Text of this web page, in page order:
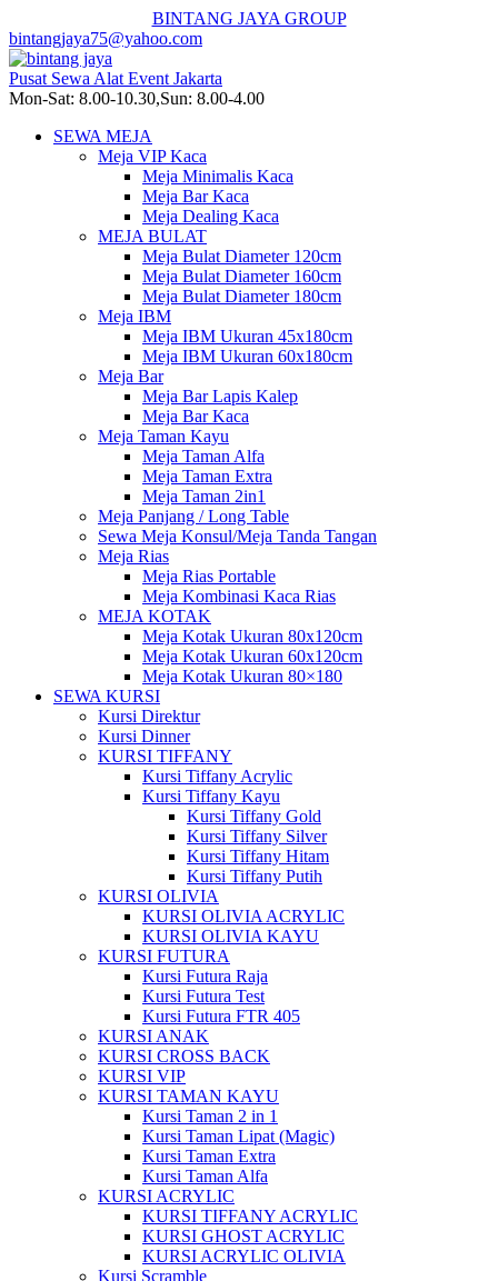
BINTANG JAYA GROUP
bintangjaya75@yahoo.com
Pusat Sewa Alat Event Jakarta
Mon-Sat: 8.00-10.30,Sun: 8.00-4.00
SEWA MEJA
Meja VIP Kaca
Meja Minimalis Kaca
Meja Bar Kaca
Meja Dealing Kaca
MEJA BULAT
Meja Bulat Diameter 120cm
Meja Bulat Diameter 160cm
Meja Bulat Diameter 180cm
Meja IBM
Meja IBM Ukuran 45x180cm
Meja IBM Ukuran 60x180cm
Meja Bar
Meja Bar Lapis Kalep
Meja Bar Kaca
Meja Taman Kayu
Meja Taman Alfa
Meja Taman Extra
Meja Taman 2in1
Meja Panjang / Long Table
Sewa Meja Konsul/Meja Tanda Tangan
Meja Rias
Meja Rias Portable
Meja Kombinasi Kaca Rias
MEJA KOTAK
Meja Kotak Ukuran 80x120cm
Meja Kotak Ukuran 60x120cm
Meja Kotak Ukuran 80×180
SEWA KURSI
Kursi Direktur
Kursi Dinner
KURSI TIFFANY
Kursi Tiffany Acrylic
Kursi Tiffany Kayu
Kursi Tiffany Gold
Kursi Tiffany Silver
Kursi Tiffany Hitam
Kursi Tiffany Putih
KURSI OLIVIA
KURSI OLIVIA ACRYLIC
KURSI OLIVIA KAYU
KURSI FUTURA
Kursi Futura Raja
Kursi Futura Test
Kursi Futura FTR 405
KURSI ANAK
KURSI CROSS BACK
KURSI VIP
KURSI TAMAN KAYU
Kursi Taman 2 in 1
Kursi Taman Lipat (Magic)
Kursi Taman Extra
Kursi Taman Alfa
KURSI ACRYLIC
KURSI TIFFANY ACRYLIC
KURSI GHOST ACRYLIC
KURSI ACRYLIC OLIVIA
Kursi Scramble